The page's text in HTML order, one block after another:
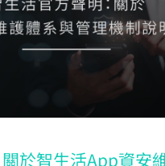
於智生活App資安